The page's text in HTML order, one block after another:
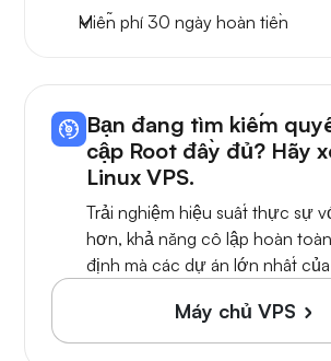
Miễn phí 30 ngày hoàn tiền
Bạn đang tìm kiếm
cập Root đầy đủ? Hãy
Linux VPS.
Trải nghiệm hiệu suất thực sự
hơn, khả năng cô lập hoàn
định mà các dự án lớn nhất
Máy chủ VPS